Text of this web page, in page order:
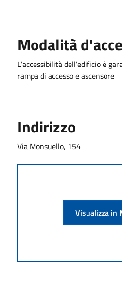
Modalità
L’accessibilità dell’edificio è
rampa di accesso e ascensore
Indirizzo
Via Monsuello, 154
Visualizza in